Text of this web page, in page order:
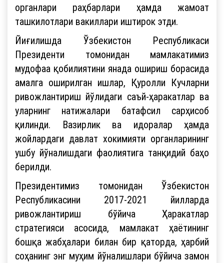
органлари раҳбарлари ҳамда жамоат
ташкилотлари вакиллари иштирок этди.
Йиғилишда Ўзбекистон Республикаси
Президенти томонидан мамлакатимиз
мудофаа қобилиятини янада ошириш борасида
амалга оширилган ишлар, Қуролли Кучларни
ривожлантириш йўлидаги саъй-ҳаракатлар ва
уларнинг натижалари батафсил сарҳисоб
қилинди. Вазирлик ва идоралар ҳамда
жойлардаги давлат хокимияти органларининг
ушбу йўналишдаги фаолиятига танқидий баҳо
берилди.
Президентимиз томонидан Ўзбекистон
Республикасини 2017-2021 йилларда
ривожлантириш бўйича Ҳаракатлар
стратегияси асосида, мамлакат ҳаётининг
бошқа жабҳалари билан бир қаторда, ҳарбий
соҳанинг энг муҳим йўналишлари бўйича замон